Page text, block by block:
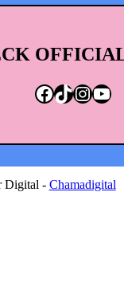
Facebook TikTok InstagramYouTube
Digital - Chamadigital